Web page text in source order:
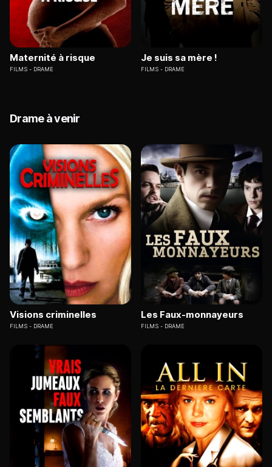
Maternité à risque
FILMS DRAME
Je suis sa mère !
FILMS DRAME
Drame à venir
Visions criminelles
FILMS DRAME
Les Faux-monnayeurs
FILMS DRAME